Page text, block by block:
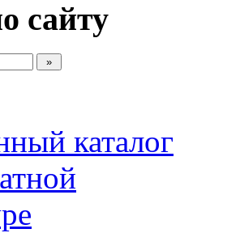
сайту
каталог